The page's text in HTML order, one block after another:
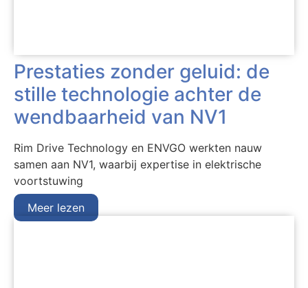
Prestaties zonder geluid: de
stille technologie achter de
wendbaarheid van NV1
Rim Drive Technology en ENVGO werkten nauw
samen aan NV1, waarbij expertise in elektrische
voortstuwing
Meer lezen